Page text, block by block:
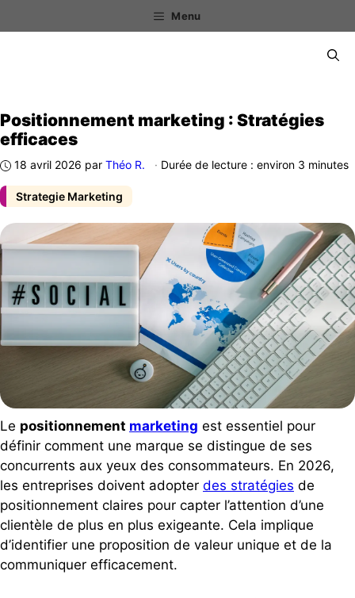
au
Menu
Strategie Marketing
Positionnement marketing : Stratégies
efficaces
18 avril 2026 par Théo R. · Durée de lecture : environ 3 minutes
Le positionnement marketing est essentiel pour
définir comment une marque se distingue de ses
concurrents aux yeux des consommateurs. En 2026,
les entreprises doivent adopter des stratégies de
positionnement claires pour capter l’attention d’une
clientèle de plus en plus exigeante. Cela implique
d’identifier une proposition de valeur unique et de la
communiquer efficacement.